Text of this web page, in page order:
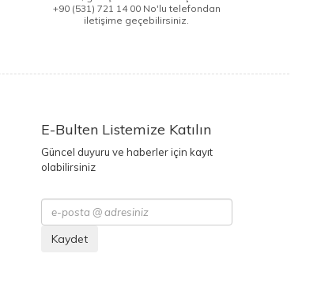
+90 (531) 721 14 00 No'lu telefondan
iletişime geçebilirsiniz.
E-Bulten Listemize Katılın
Güncel duyuru ve haberler için kayıt
olabilirsiniz
Kaydet